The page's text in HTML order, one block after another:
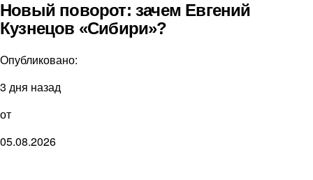
Новый поворот: зачем Евгений
Кузнецов «Сибири»?
Опубликовано:
3 дня назад
от
05.08.2026